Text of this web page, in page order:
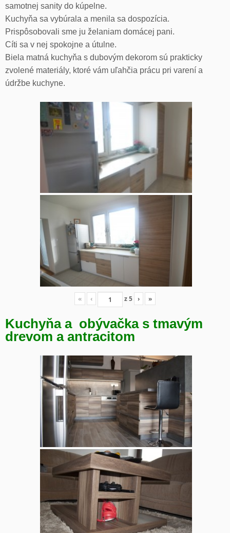
samotnej sanity do kúpelne.
Kuchyňa sa vybúrala a menila sa dospozícia.
Prispôsobovali sme ju želaniam domácej pani.
Cíti sa v nej spokojne a útulne.
Biela matná kuchyňa s dubovým dekorom sú prakticky
zvolené materiály, ktoré vám uľahčia prácu pri varení a
údržbe kuchyne.
« ‹ z5 › »
Kuchyňa a obývačka s tmavým
drevom a antracitom